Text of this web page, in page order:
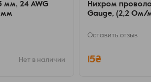
мм, 24 AWG
мм
Нет в наличии
Нихром
Gauge, (2,2 Ом/
Оставить отзыв
15₴